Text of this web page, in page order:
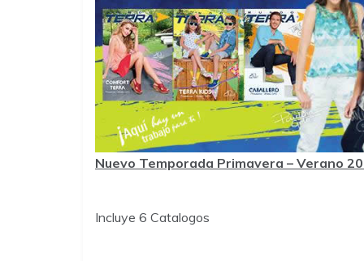
Nuevo Temporada Primavera – Verano
Incluye 6 Catalogos